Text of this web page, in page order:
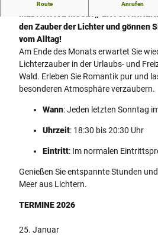
Route Anrufen
den Zauber der Lichter und gönnen
vom Alltag!
Am Ende des Monats erwartet Sie
Lichterzauber in der Urlaubs- und
Wald. Erleben Sie Romantik pur und
besonderen Atmosphäre verzaubern.
Wann: Jeden letzten Sonntag
Uhrzeit: 18:30 bis 20:30 Uhr
Eintritt: Im normalen
Genießen Sie entspannte Stunden
Meer aus Lichtern.
TERMINE 2026
25. Januar